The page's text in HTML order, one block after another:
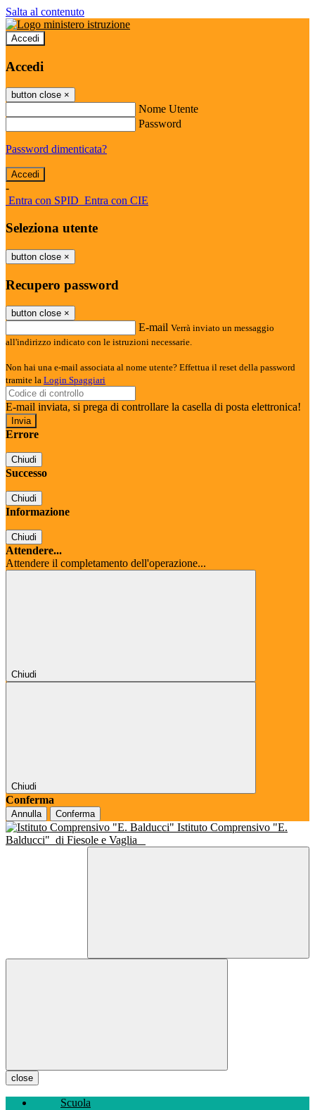
Salta al contenuto
Accedi
Accedi
button close ×
Nome Utente
Password
Password dimenticata?
-
Entra con SPID Entra con CIE
Seleziona utente
button close ×
Recupero password
button close ×
E-mail Verrà inviato un messaggio
all'indirizzo indicato con le istruzioni necessarie.
Non hai una e-mail associata al nome utente? Effettua il reset della password
tramite la Login Spaggiari
E-mail inviata, si prega di controllare la casella di posta elettronica!
Errore
Chiudi
Successo
Chiudi
Informazione
Chiudi
Attendere...
Attendere il completamento dell'operazione...
Chiudi
Chiudi
Conferma
Annulla Conferma
Istituto Comprensivo "E.
Balducci" di Fiesole e Vaglia
close
Scuola